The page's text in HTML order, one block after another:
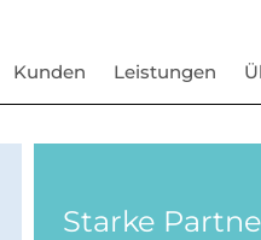
Kunden Leistungen
Starke